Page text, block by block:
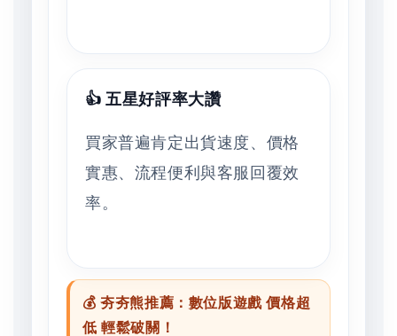
👍 五星好評率大讚
買家普遍肯定出貨速度、價格
實惠、流程便利與客服回覆效
率。
💰 夯夯熊推薦：數位版遊戲 價格超
低 輕鬆破關！